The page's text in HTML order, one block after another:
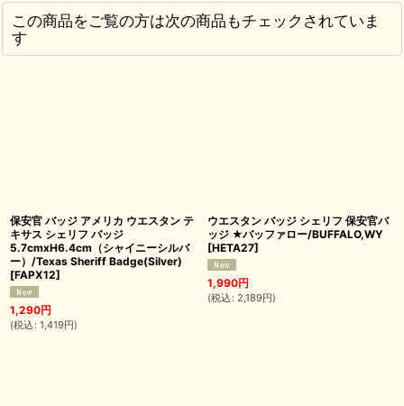
この商品をご覧の方は次の商品もチェックされていま
す
保安官 バッジ アメリカ ウエスタン テ
キサス シェリフ バッジ
5.7cmxH6.4cm（シャイニーシルバ
ー）/Texas Sheriff Badge(Silver)
[FAPX12]
1,290円
(税込 : 1,419円)
ウエスタン バッジ シェリフ 保安官バ
ッジ ★バッファロー/BUFFALO,WY
[HETA27]
1,990円
(税込 : 2,189円)